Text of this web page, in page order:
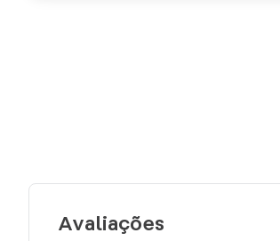
Avaliações